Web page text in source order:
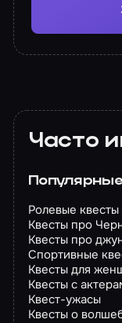
Часто
Ролевые квесты
Квесты про
Квесты про
Спортивные
Квесты для
Квесты с
Квест-ужасы
Квесты о